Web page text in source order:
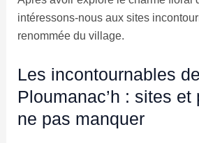
intéressons-nous aux sites
renommée du village.
Les incontournables de
Ploumanac’h : sites
ne pas manquer